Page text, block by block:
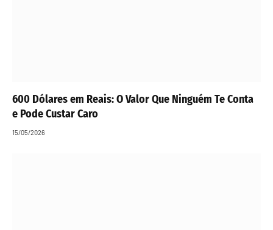
600 Dólares em Reais: O Valor Que Ninguém Te Conta
e Pode Custar Caro
15/05/2026